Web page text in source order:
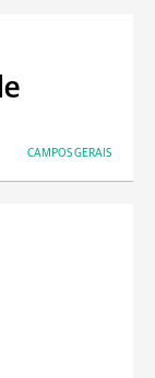
CAMPOS GERAIS